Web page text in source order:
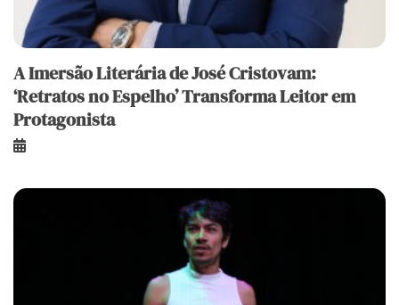
A Imersão Literária de José Cristovam:
‘Retratos no Espelho’ Transforma Leitor em
Protagonista